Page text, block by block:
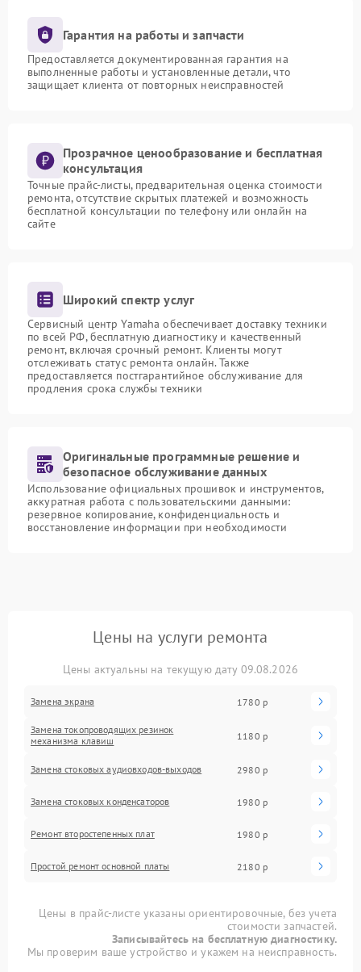
Гарантия на работы и запчасти
Предоставляется документированная гарантия на
выполненные работы и установленные детали, что
защищает клиента от повторных неисправностей
Прозрачное ценообразование и бесплатная
консультация
Точные прайс-листы, предварительная оценка стоимости
ремонта, отсутствие скрытых платежей и возможность
бесплатной консультации по телефону или онлайн на
сайте
Широкий спектр услуг
Сервисный центр Yamaha обеспечивает доставку техники
по всей РФ, бесплатную диагностику и качественный
ремонт, включая срочный ремонт. Клиенты могут
отслеживать статус ремонта онлайн. Также
предоставляется постгарантийное обслуживание для
продления срока службы техники
Оригинальные программные решение и
безопасное обслуживание данных
Использование официальных прошивок и инструментов,
аккуратная работа с пользовательскими данными:
резервное копирование, конфиденциальность и
восстановление информации при необходимости
Цены на услуги ремонта
Цены актуальны на текущую дату 09.08.2026
Замена экрана 1780 р
Замена токопроводящих резинок
механизма клавиш
1180 р
Замена стоковых аудиовходов-выходов 2980 р
Замена стоковых конденсаторов 1980 р
Ремонт второстепенных плат 1980 р
Простой ремонт основной платы 2180 р
Цены в прайс-листе указаны ориентировочные, без учета
стоимости запчастей.
Записывайтесь на бесплатную диагностику.
Мы проверим ваше устройство и укажем на неисправность.